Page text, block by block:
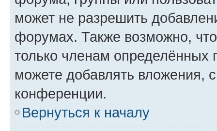
может не разрешить
форумах. Также возможно,
только членам определённых
можете добавлять вложения,
конференции.
Вернуться к началу